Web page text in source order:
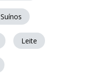
Suínos
Leite